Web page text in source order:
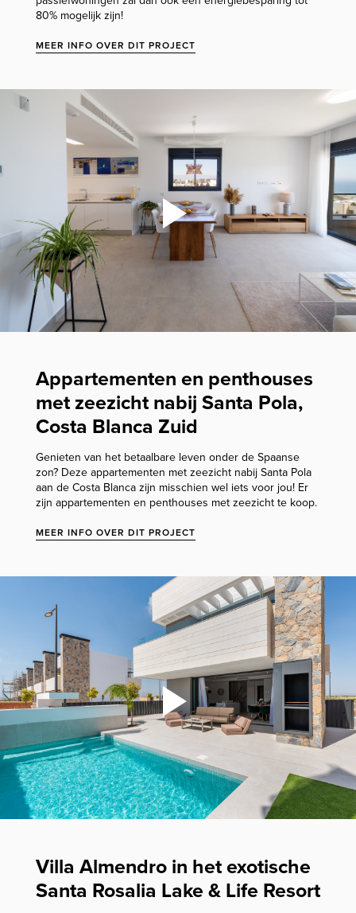
80% mogelijk zijn!
MEER INFO OVER DIT PROJECT
Appartementen en penthouses
met zeezicht nabij Santa Pola,
Costa Blanca Zuid
Genieten van het betaalbare leven onder de Spaanse
zon? Deze appartementen met zeezicht nabij Santa Pola
aan de Costa Blanca zijn misschien wel iets voor jou! Er
zijn appartementen en penthouses met zeezicht te koop.
MEER INFO OVER DIT PROJECT
Villa Almendro in het exotische
Santa Rosalia Lake & Life Resort